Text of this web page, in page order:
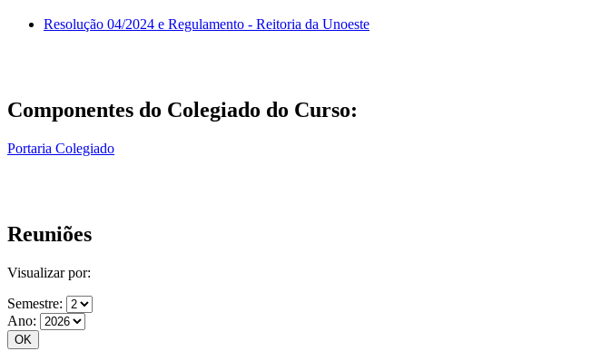
Resolução 04/2024 e Regulamento - Reitoria da Unoeste
Componentes do Colegiado do Curso:
Portaria Colegiado
Reuniões
Visualizar por:
Semestre:
Ano: